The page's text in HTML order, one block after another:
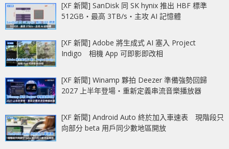
[XF 新聞] SanDisk 同 SK hynix 推出 HBF 標準
512GB‧最高 3TB/s‧主攻 AI 記憶體
[XF 新聞] Adobe 將生成式 AI 塞入 Project
Indigo 相機 App 可即影即改相
[XF 新聞] Winamp 夥拍 Deezer 準備強勢回歸
2027 上半年登場‧重新定義串流音樂播放器
[XF 新聞] Android Auto 終於加入車速表 現階段只
向部分 beta 用戶同少數地區開放